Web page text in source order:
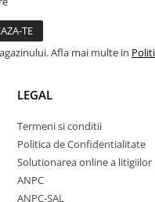
pentru piele
după multiple spălări.
din mai multe
și sustenabilitate:
procesului de
Afla mai multe in
LEGAL
Termeni si conditii
Politica de Confidentialitate
Solutionarea online a litigiilor
ANPC
ANPC-SAL